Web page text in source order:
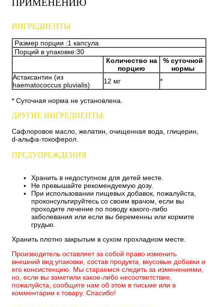
ИНГРЕДИЕНТЫ
Размер порции :1 капсула
Порций в упаковке:30
Количество на
порцию
% суточной
нормы
Астаксантин (из
haematococcus pluvialis)
12 мг *
* Суточная норма не установлена.
ДРУГИЕ ИНГРЕДИЕНТЫ:
Сафлоровое масло, желатин, очищенная вода, глицерин,
d-альфа-токоферол.
ПРЕДУПРЕЖДЕНИЯ
Хранить в недоступном для детей месте.
Не превышайте рекомендуемую дозу.
При использовании пищевых добавок, пожалуйста,
проконсультируйтесь со своим врачом, если вы
проходите лечение по поводу какого-либо
заболевания или если вы беременны или кормите
грудью.
Хранить плотно закрытым в сухом прохладном месте.
Производитель оставляет за собой право изменить
внешний вид упаковки, состав продукта, вкусовые добавки и
его консистенцию. Мы стараемся следить за изменениями,
но, если вы заметили какое-либо несоответствие,
пожалуйста, сообщите нам об этом в письме или в
комментарии к товару. Спасибо!